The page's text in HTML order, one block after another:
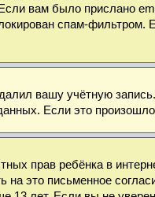
вам было прислано
спам-
вашу учётную
Если это произошло,
прав ребёнка в
это письменное